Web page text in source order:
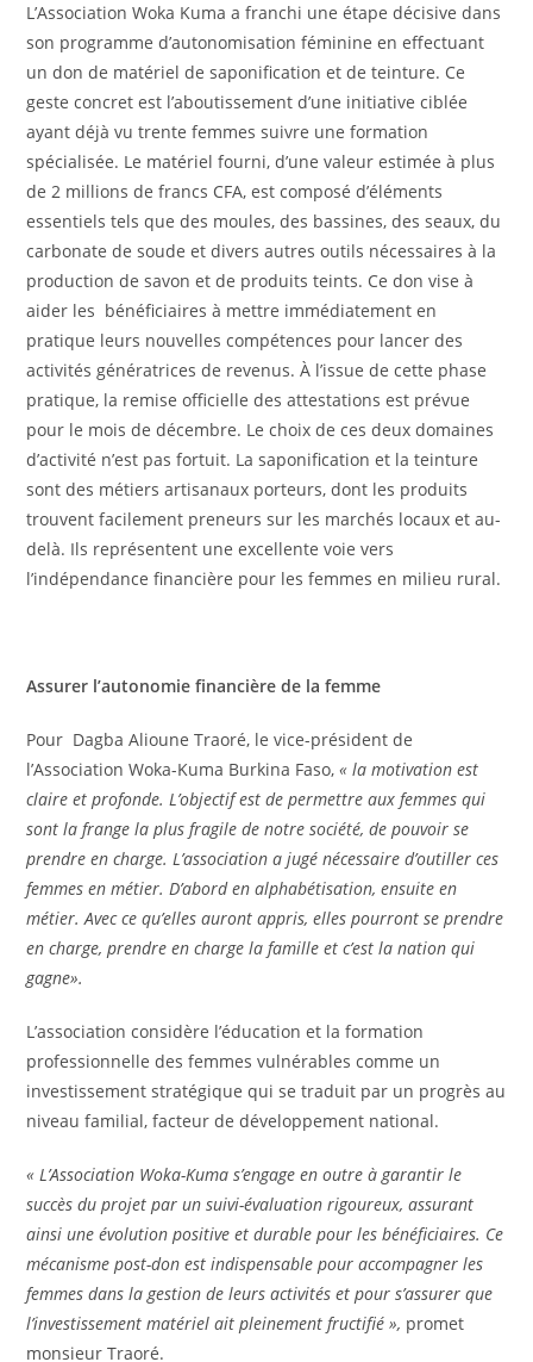
L’Association Woka Kuma a franchi une étape décisive dans
son programme d’autonomisation féminine en effectuant
un don de matériel de saponification et de teinture. Ce
geste concret est l’aboutissement d’une initiative ciblée
ayant déjà vu trente femmes suivre une formation
spécialisée. Le matériel fourni, d’une valeur estimée à plus
de 2 millions de francs CFA, est composé d’éléments
essentiels tels que des moules, des bassines, des seaux, du
carbonate de soude et divers autres outils nécessaires à la
production de savon et de produits teints. Ce don vise à
aider les bénéficiaires à mettre immédiatement en
pratique leurs nouvelles compétences pour lancer des
activités génératrices de revenus. À l’issue de cette phase
pratique, la remise officielle des attestations est prévue
pour le mois de décembre. Le choix de ces deux domaines
d’activité n’est pas fortuit. La saponification et la teinture
sont des métiers artisanaux porteurs, dont les produits
trouvent facilement preneurs sur les marchés locaux et au-
delà. Ils représentent une excellente voie vers
l’indépendance financière pour les femmes en milieu rural.
Assurer l’autonomie financière de la femme
Pour Dagba Alioune Traoré, le vice-président de
l’Association Woka-Kuma Burkina Faso, « la motivation est
claire et profonde. L’objectif est de permettre aux femmes qui
sont la frange la plus fragile de notre société, de pouvoir se
prendre en charge. L’association a jugé nécessaire d’outiller ces
femmes en métier. D’abord en alphabétisation, ensuite en
métier. Avec ce qu’elles auront appris, elles pourront se prendre
en charge, prendre en charge la famille et c’est la nation qui
gagne».
L’association considère l’éducation et la formation
professionnelle des femmes vulnérables comme un
investissement stratégique qui se traduit par un progrès au
niveau familial, facteur de développement national.
« L’Association Woka-Kuma s’engage en outre à garantir le
succès du projet par un suivi-évaluation rigoureux, assurant
ainsi une évolution positive et durable pour les bénéficiaires. Ce
mécanisme post-don est indispensable pour accompagner les
femmes dans la gestion de leurs activités et pour s’assurer que
l’investissement matériel ait pleinement fructifié », promet
monsieur Traoré.